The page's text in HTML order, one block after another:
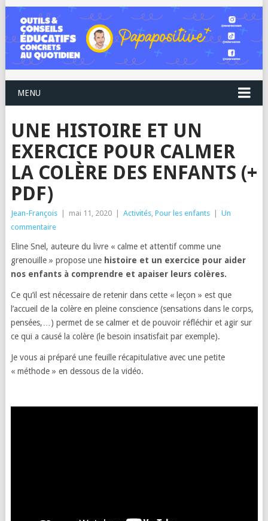
MENU
UNE HISTOIRE ET UN
EXERCICE POUR CALMER
LA COLÈRE DES ENFANTS (+
PDF)
Jean-François mai 11, 2020 Activités, Pour les enfants
Un
commentaire
Eline Snel, auteure du livre « calme et attentif comme une
grenouille » propose une histoire et un exercice pour aider
nos enfants à comprendre et apaiser leurs colères.
Ce qu’il est nécessaire de retenir dans cette « leçon » est que
l’accueil de la colère en pleine conscience (sensations dans le corps,
pensées,…) permet de se calmer et de pouvoir réfléchir et agir sur
ce qui a causé la colère (le besoin insatisfait par exemple).
Je vous ai préparé une feuille récapitulative avec une petite
« méthode » en dessous de la vidéo.